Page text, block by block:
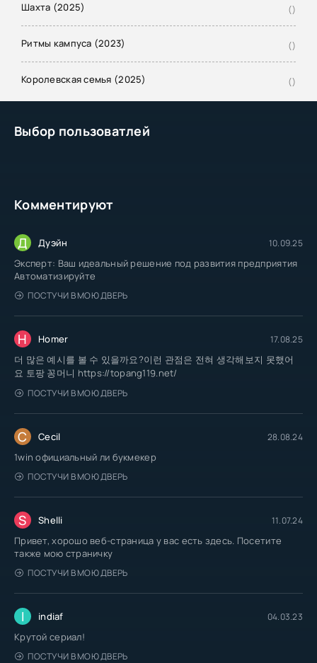
Выбор пользоватлей
Комментируют
Д Дуэйн 10.09.25
Эксперт: Ваш идеальный решение под развития предприятия
Автоматизируйте
ПОСТУЧИ В МОЮ ДВЕРЬ
H Homer 17.08.25
더 많은 예시를 볼 수 있을까요?이런 관점은 전혀 생각해보지 못했어
요 토팡 꽁머니 https://topang119.net/
ПОСТУЧИ В МОЮ ДВЕРЬ
C Cecil 28.08.24
1win официальный ли букмекер
ПОСТУЧИ В МОЮ ДВЕРЬ
S Shelli 11.07.24
Привет, хорошо веб-страница у вас есть здесь. Посетите
также мою страничку
ПОСТУЧИ В МОЮ ДВЕРЬ
I indiaf 04.03.23
Крутой сериал!
ПОСТУЧИ В МОЮ ДВЕРЬ
Шахта (2025) ()
Ритмы кампуса (2023) ()
Королевская семья (2025) ()